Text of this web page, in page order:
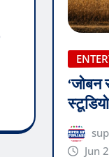
‘जोबन
Jun